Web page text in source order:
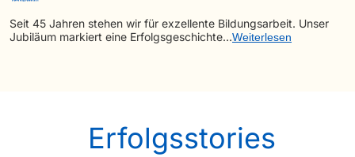
Seit 45 Jahren stehen wir für exzellente Bildungsarbeit. Unser
Jubiläum markiert eine Erfolgsgeschichte…Weiterlesen
Erfolgsstories